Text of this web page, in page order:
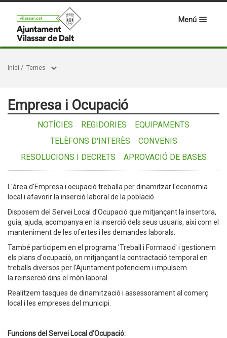
Menú
Inici / Temes
Empresa i Ocupació
NOTÍCIES REGIDORIES
EQUIPAMENTS
TELÈFONS D'INTERÈS
CONVENIS
RESOLUCIONS I DECRETS
APROVACIÓ DE BASES
L'àrea d'Empresa i ocupació treballa per dinamitzar l'economia
local i afavorir la inserció laboral de la població.
Disposem del Servei Local d'Ocupació que mitjançant la insertora,
guia, ajuda, acompanya en la inserció dels seus usuaris, així com el
manteniment de les ofertes i les demandes laborals.
També participem en el programa 'Treball i Formació' i gestionem
els plans d'ocupació, on mitjançant la contractació temporal en
treballs diversos per l'Ajuntament potenciem i impulsem
la reinserció dins el món laboral.
Realitzem tasques de dinamització i assessorament al comerç
local i les empreses del municipi.
Funcions del Servei Local d’Ocupació: